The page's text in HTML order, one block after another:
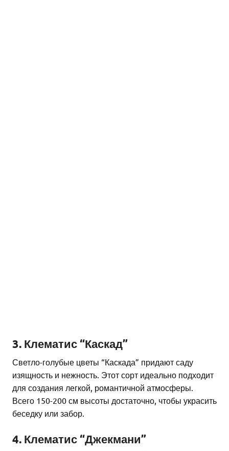
3. Клематис “Каскад”
Светло-голубые цветы “Каскада” придают саду
изящность и нежность. Этот сорт идеально подходит
для создания легкой, романтичной атмосферы.
Всего 150-200 см высоты достаточно, чтобы украсить
беседку или забор.
4. Клематис “Джекмани”